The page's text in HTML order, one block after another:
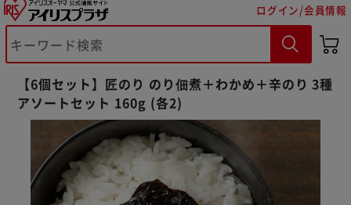
ログイン/会員情報
【6個セット】匠のり のり佃煮＋わかめ＋辛のり 3種
アソートセット 160g (各2)
※ご確認ください